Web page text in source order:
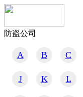
防盗公司
A B C
J K L